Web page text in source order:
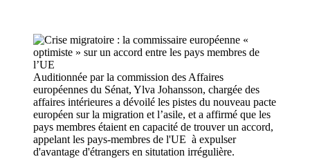
Auditionnée par la commission des Affaires
européennes du Sénat, Ylva Johansson, chargée des
affaires intérieures a dévoilé les pistes du nouveau pacte
européen sur la migration et l’asile, et a affirmé que les
pays membres étaient en capacité de trouver un accord,
appelant les pays-membres de l'UE à expulser
d'avantage d'étrangers en situtation irrégulière.